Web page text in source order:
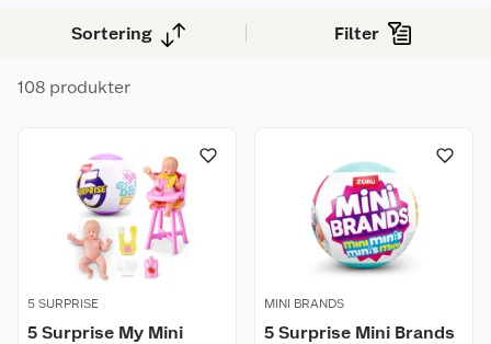
Sortering Filter
108 produkter
5 SURPRISE
5 Surprise My Mini
MINI BRANDS
5 Surprise Mini Brands